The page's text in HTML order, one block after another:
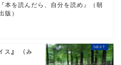
本を読んだら、自分を読め』（朝
版）
ス』 （み